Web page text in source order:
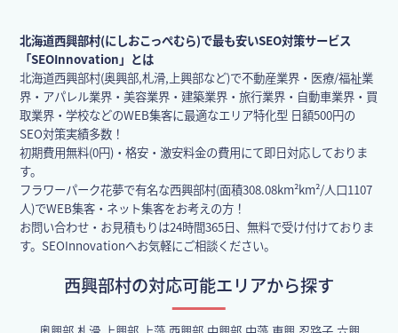
北海道西興部村(にしおこっぺむら)で最も安いSEO対策サービス
「SEOInnovation」とは
北海道西興部村(奥興部,札滑,上興部など)で不動産業界・医療/福祉業
界・アパレル業界・美容業界・建築業界・旅行業界・自動車業界・買
取業界・学校などのWEB集客に最適なエリア特化型 日額500円の
SEO対策実績多数！
初期費用無料(0円)・格安・激安料金の費用にて即日対応しておりま
す。
フラワーパーク花夢で有名な西興部村(面積308.08km²km²/人口1107
人)でWEB集客・ネット集客をお考えの方！
お問い合わせ・お見積もりは24時間365日、無料で受け付けておりま
す。SEOInnovationへお気軽にご相談ください。
西興部村の対応可能エリアから探す